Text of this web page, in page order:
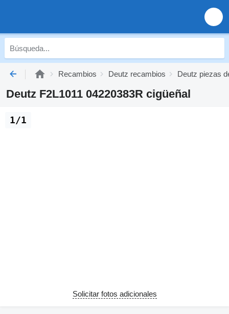
Recambios Deutz recambios Deutz piezas
Deutz F2L1011 04220383R cigüeñal
1/1
Solicitar fotos adicionales